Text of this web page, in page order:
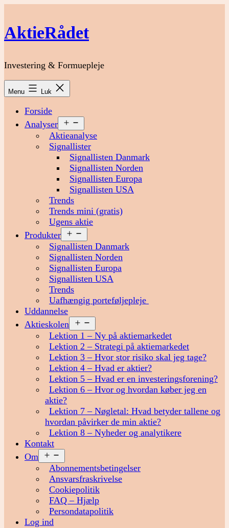
indhold
AktieRådet
Investering & Formuepleje
Menu Luk
Forside
Analyser
menu
Aktieanalyse
Signallister
Signallisten Danmark
Signallisten Norden
Signallisten Europa
Signallisten USA
Trends
Trends mini (gratis)
Ugens aktie
Produkter
menu
Signallisten Danmark
Signallisten Norden
Signallisten Europa
Signallisten USA
Trends
Uafhængig porteføljepleje
Uddannelse
Aktieskolen
menu
Lektion 1 – Ny på aktiemarkedet
Lektion 2 – Strategi på aktiemarkedet
Lektion 3 – Hvor stor risiko skal jeg tage?
Lektion 4 – Hvad er aktier?
Lektion 5 – Hvad er en investeringsforening?
Lektion 6 – Hvor og hvordan køber jeg en
aktie?
Lektion 7 – Nøgletal: Hvad betyder tallene og
hvordan påvirker de min aktie?
Lektion 8 – Nyheder og analytikere
Kontakt
Om
menu
Abonnementsbetingelser
Ansvarsfraskrivelse
Cookiepolitik
FAQ – Hjælp
Persondatapolitik
Log ind